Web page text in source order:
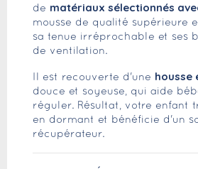
de matériaux sélectionnés
mousse de qualité supérieure
sa tenue irréprochable et ses
de ventilation.
Il est recouverte d'une housse
douce et soyeuse, qui aide
réguler. Résultat, votre enfant
en dormant et bénéficie d'un
récupérateur.